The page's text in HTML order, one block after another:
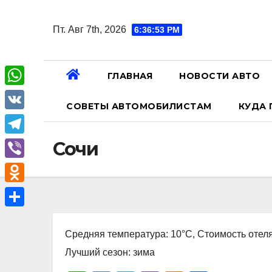
Пт. Авг 7th, 2026 6:36:53 PM
ГЛАВНАЯ НОВОСТИ АВТО
СОВЕТЫ АВТОМОБИЛИСТАМ КУДА
Сочи
Средняя температура: 10°C, Стоимость
Лучший сезон: зима
W
h
a
A
V
K
T
e
l
e
V
i
b
O